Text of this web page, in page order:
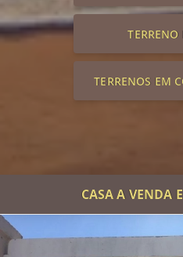
TERRENO
TERRENOS EM
CASA A VENDA